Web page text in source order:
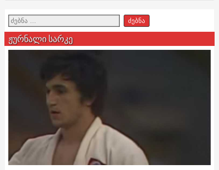
ჟურნალი სარკე